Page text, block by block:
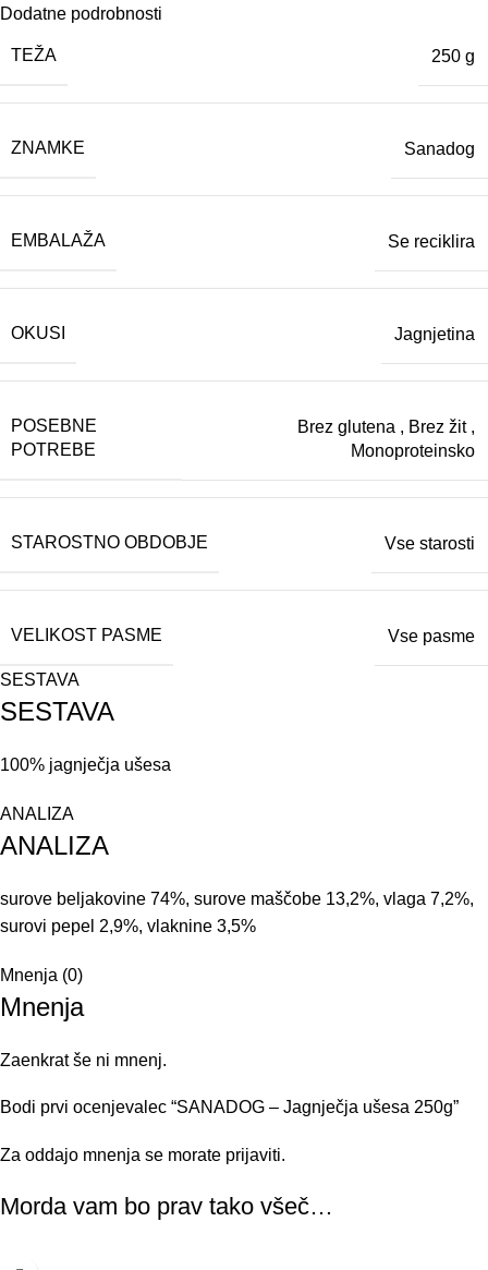
Dodatne podrobnosti
TEŽA 250 g
ZNAMKE Sanadog
EMBALAŽA Se reciklira
OKUSI Jagnjetina
POSEBNE
POTREBE
Brez glutena , Brez žit ,
Monoproteinsko
STAROSTNO OBDOBJE Vse starosti
VELIKOST PASME Vse pasme
SESTAVA
SESTAVA
100% jagnječja ušesa
ANALIZA
ANALIZA
surove beljakovine 74%, surove maščobe 13,2%, vlaga 7,2%,
surovi pepel 2,9%, vlaknine 3,5%
Mnenja (0)
Mnenja
Zaenkrat še ni mnenj.
Bodi prvi ocenjevalec “SANADOG – Jagnječja ušesa 250g”
Za oddajo mnenja se morate prijaviti.
Morda vam bo prav tako všeč…